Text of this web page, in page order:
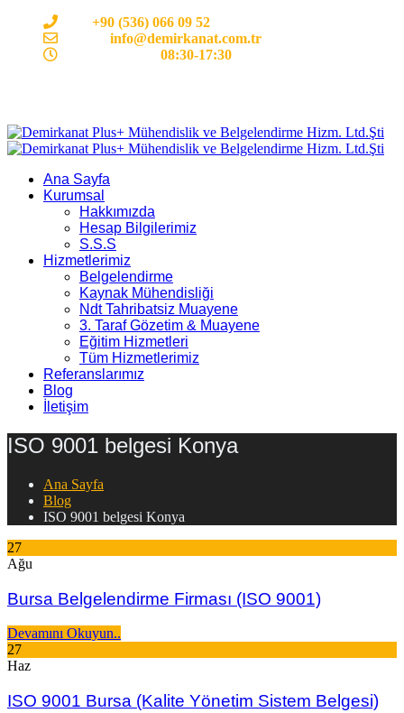
+90 (536) 066 09 52
info@demirkanat.com.tr
08:30-17:30
Ana Sayfa
Kurumsal
Hakkımızda
Hesap Bilgilerimiz
S.S.S
Hizmetlerimiz
Belgelendirme
Kaynak Mühendisliği
Ndt Tahribatsiz Muayene
3. Taraf Gözetim & Muayene
Eğitim Hizmetleri
Tüm Hizmetlerimiz
Referanslarımız
Blog
İletişim
ISO 9001 belgesi Konya
Ana Sayfa
Blog
ISO 9001 belgesi Konya
27
Ağu
Bursa Belgelendirme Firması (ISO 9001)
Devamını Okuyun..
27
Haz
ISO 9001 Bursa (Kalite Yönetim Sistem Belgesi)